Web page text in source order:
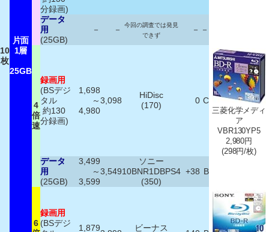
10
枚
片面
1層
25GB
分録画)
データ
用
(25GB)
－ －
今回の調査では発見
できず
－ －
4
倍
速
録画用
(BSデジ
タル
約130
分録画)
1,698
～
4,980
3,098
HiDisc
(170)
0 C
三菱化学メディ
ア
VBR130YP5
2,980円
(298円/枚)
データ
用
(25GB)
3,499
～
3,599
3,549
ソニー
10BNR1DBPS4
(350)
+38 B
6
録画用
(BSデジ
1,879
ビーナス